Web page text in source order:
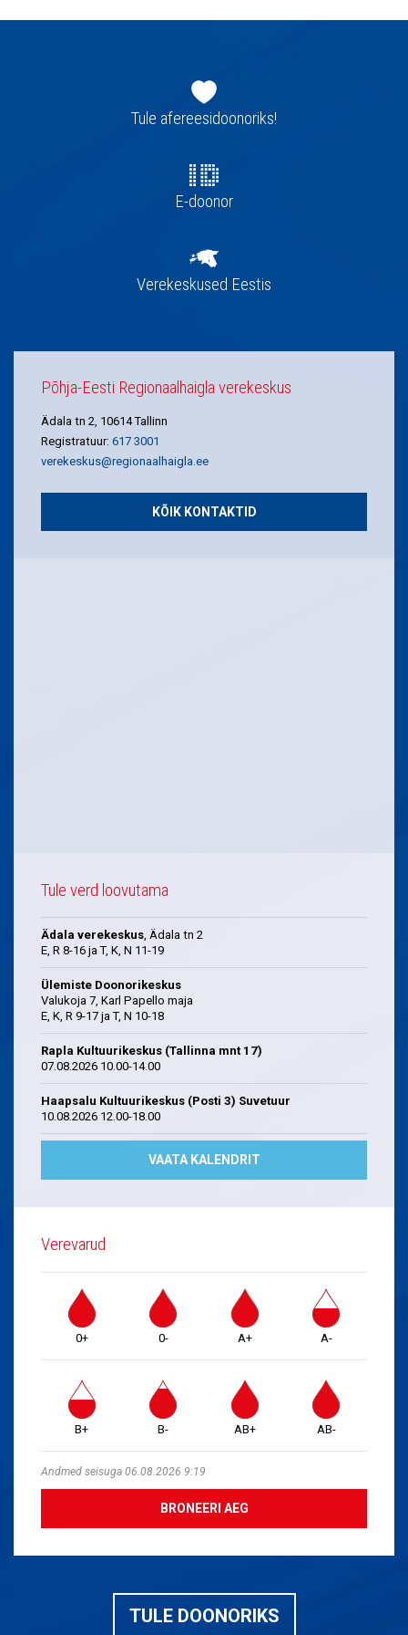
navigatsioonTule afereesidoonoriks!
E-doonor
Verekeskused Eestis
Põhja-Eesti Regionaalhaigla verekeskus
Ädala tn 2, 10614 Tallinn
Registratuur: 617 3001
verekeskus@regionaalhaigla.ee
KÕIK KONTAKTID
Tule verd loovutama
Ädala verekeskus, Ädala tn 2
E, R 8-16 ja T, K, N 11-19
Ülemiste Doonorikeskus
Valukoja 7, Karl Papello maja
E, K, R 9-17 ja T, N 10-18
Rapla Kultuurikeskus (Tallinna mnt 17)
07.08.2026 10.00-14.00
Haapsalu Kultuurikeskus (Posti 3) Suvetuur
10.08.2026 12.00-18.00
VAATA KALENDRIT
Verevarud
0+ 0- A+ A-
B+ B- AB+ AB-
Andmed seisuga 06.08.2026 9:19
BRONEERI AEG
TULE DOONORIKS